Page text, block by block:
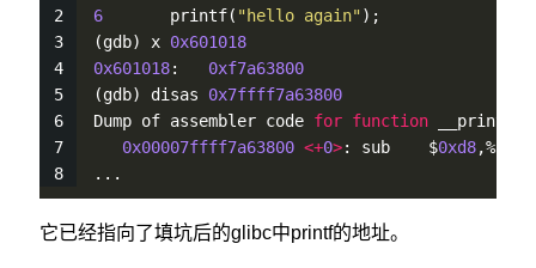
6
printf( "hello again");
(gdb) x 0x601018
0x601018: 0xf7a63800
(gdb) disas 0x7ffff7a63800
Dump of assembler code for function __printf:
0x00007ffff7a63800 <+0>: sub    $0xd8,%rsp
...
它已经指向了填坑后的glibc中printf的地址。